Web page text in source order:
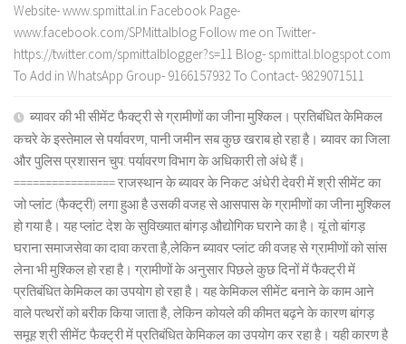
Website- www.spmittal.in Facebook Page-
www.facebook.com/SPMittalblog Follow me on Twitter-
https://twitter.com/spmittalblogger?s=11 Blog- spmittal.blogspot.com
To Add in WhatsApp Group- 9166157932 To Contact- 9829071511
ब्यावर की भी सीमेंट फैक्ट्री से ग्रामीणों का जीना मुश्किल। प्रतिबंधित केमिकल
कचरे के इस्तेमाल से पर्यावरण, पानी जमीन सब कुछ खराब हो रहा है। ब्यावर का जिला
और पुलिस प्रशासन चुप: पर्यावरण विभाग के अधिकारी तो अंधे हैं।
================ राजस्थान के ब्यावर के निकट अंधेरी देवरी में श्री सीमेंट का
जो प्लांट (फैक्ट्री) लगा हुआ है उसकी वजह से आसपास के ग्रामीणों का जीना मुश्किल
हो गया है। यह प्लांट देश के सुविख्यात बांगड़ औद्योगिक घराने का है। यूं तो बांगड़
घराना समाजसेवा का दावा करता है,लेकिन ब्यावर प्लांट की वजह से ग्रामीणों को सांस
लेना भी मुश्किल हो रहा है। ग्रामीणों के अनुसार पिछले कुछ दिनों में फैक्ट्री में
प्रतिबंधित केमिकल का उपयोग हो रहा है। यह केमिकल सीमेंट बनाने के काम आने
वाले पत्थरों को बरीक किया जाता है, लेकिन कोयले की कीमत बढ़ने के कारण बांगड़
समूह श्री सीमेंट फैक्ट्री में प्रतिबंधित केमिकल का उपयोग कर रहा है। यही कारण है